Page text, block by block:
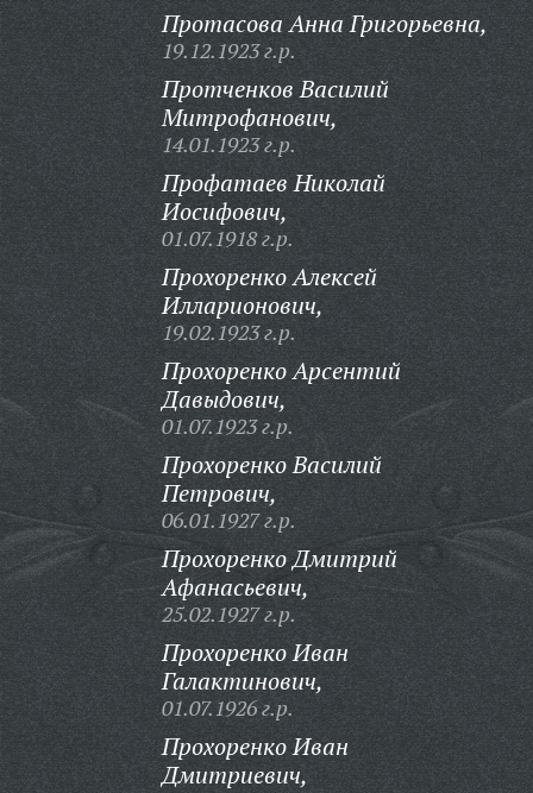
Протасова Анна Григорьевна,
19.12.1923 г.р.
Протченков Василий
Митрофанович,
14.01.1923 г.р.
Профатаев Николай
Иосифович,
01.07.1918 г.р.
Прохоренко Алексей
Илларионович,
19.02.1923 г.р.
Прохоренко Арсентий
Давыдович,
01.07.1923 г.р.
Прохоренко Василий
Петрович,
06.01.1927 г.р.
Прохоренко Дмитрий
Афанасьевич,
25.02.1927 г.р.
Прохоренко Иван
Галактинович,
01.07.1926 г.р.
Прохоренко Иван
Дмитриевич,